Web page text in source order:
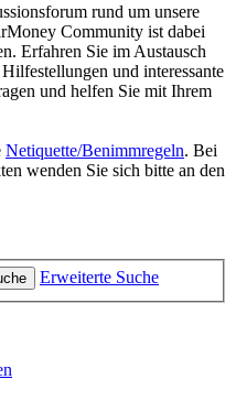
rund um unsere
Community ist dabei
Erfahren Sie im Austausch
und interessante
und helfen Sie mit Ihrem
Netiquette/Benimmregeln. Bei
wenden Sie sich bitte an den
Erweiterte Suche